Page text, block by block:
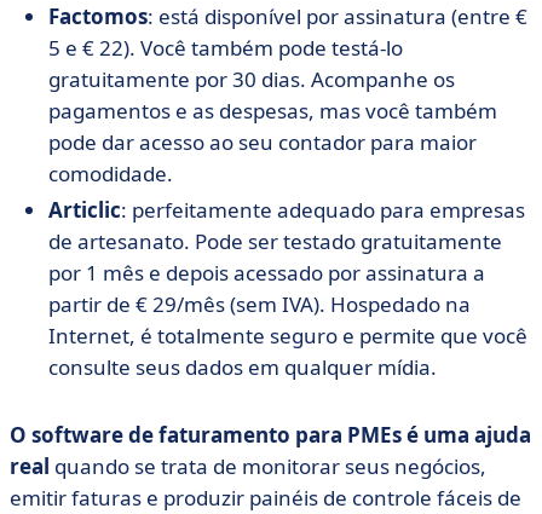
Factomos: está disponível por assinatura (entre €
5 e € 22). Você também pode testá-lo
gratuitamente por 30 dias. Acompanhe os
pagamentos e as despesas, mas você também
pode dar acesso ao seu contador para maior
comodidade.
Articlic: perfeitamente adequado para empresas
de artesanato. Pode ser testado gratuitamente
por 1 mês e depois acessado por assinatura a
partir de € 29/mês (sem IVA). Hospedado na
Internet, é totalmente seguro e permite que você
consulte seus dados em qualquer mídia.
O software de faturamento para PMEs é uma ajuda
real quando se trata de monitorar seus negócios,
emitir faturas e produzir painéis de controle fáceis de